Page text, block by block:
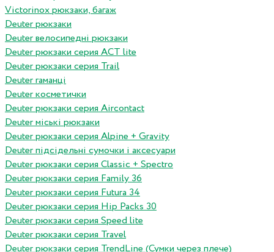
Victorinox рюкзаки, багаж
Deuter рюкзаки
Deuter велосипедні рюкзаки
Deuter рюкзаки серия ACT lite
Deuter рюкзаки серия Trail
Deuter гаманці
Deuter косметички
Deuter рюкзаки серия Aircontact
Deuter міські рюкзаки
Deuter рюкзаки серия Alpine + Gravity
Deuter підсідельні сумочки і аксесуари
Deuter рюкзаки серия Classic + Spectro
Deuter рюкзаки серия Family 36
Deuter рюкзаки серия Futura 34
Deuter рюкзаки серия Hip Packs 30
Deuter рюкзаки серия Speed lite
Deuter рюкзаки серия Travel
Deuter рюкзаки серия TrendLine (Сумки через плече)